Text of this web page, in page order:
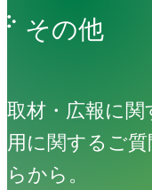
その他
取材・広報に
用に関するご
らから。